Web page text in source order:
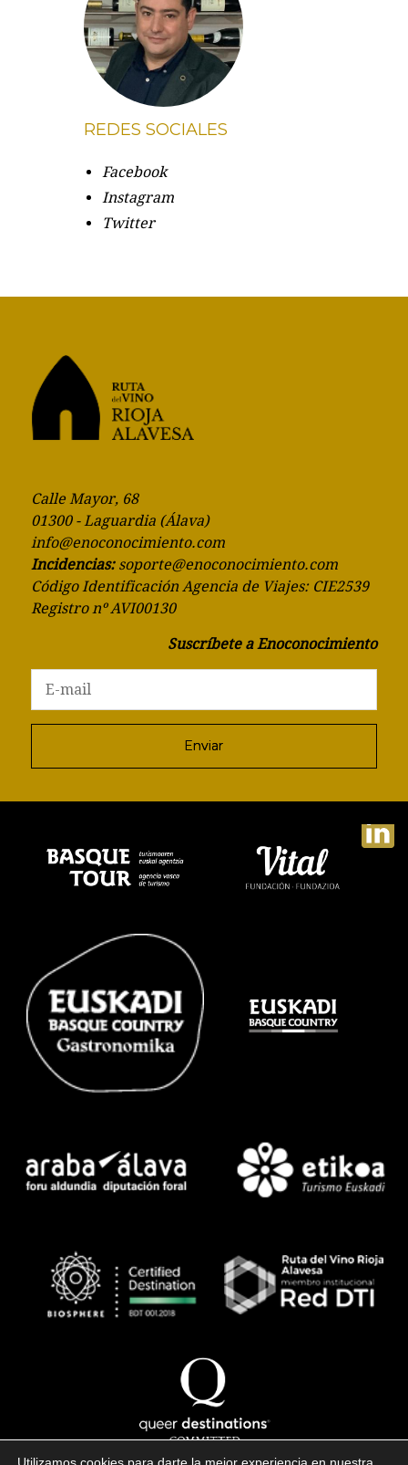
REDES SOCIALES
Facebook
Instagram
Twitter
Calle Mayor, 68
01300 - Laguardia (Álava)
info@enoconocimiento.com
Incidencias: soporte@enoconocimiento.com
Código Identificación Agencia de Viajes: CIE2539
Registro nº AVI00130
Suscríbete a Enoconocimiento